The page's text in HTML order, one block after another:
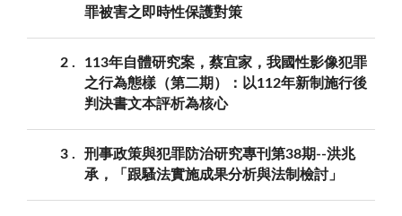
罪被害之即時性保護對策
2
113年自體研究案，蔡宜家，我國性影像犯罪
之行為態樣（第二期）：以112年新制施行後
判決書文本評析為核心
3
刑事政策與犯罪防治研究專刊第38期--洪兆
承，「跟騷法實施成果分析與法制檢討」